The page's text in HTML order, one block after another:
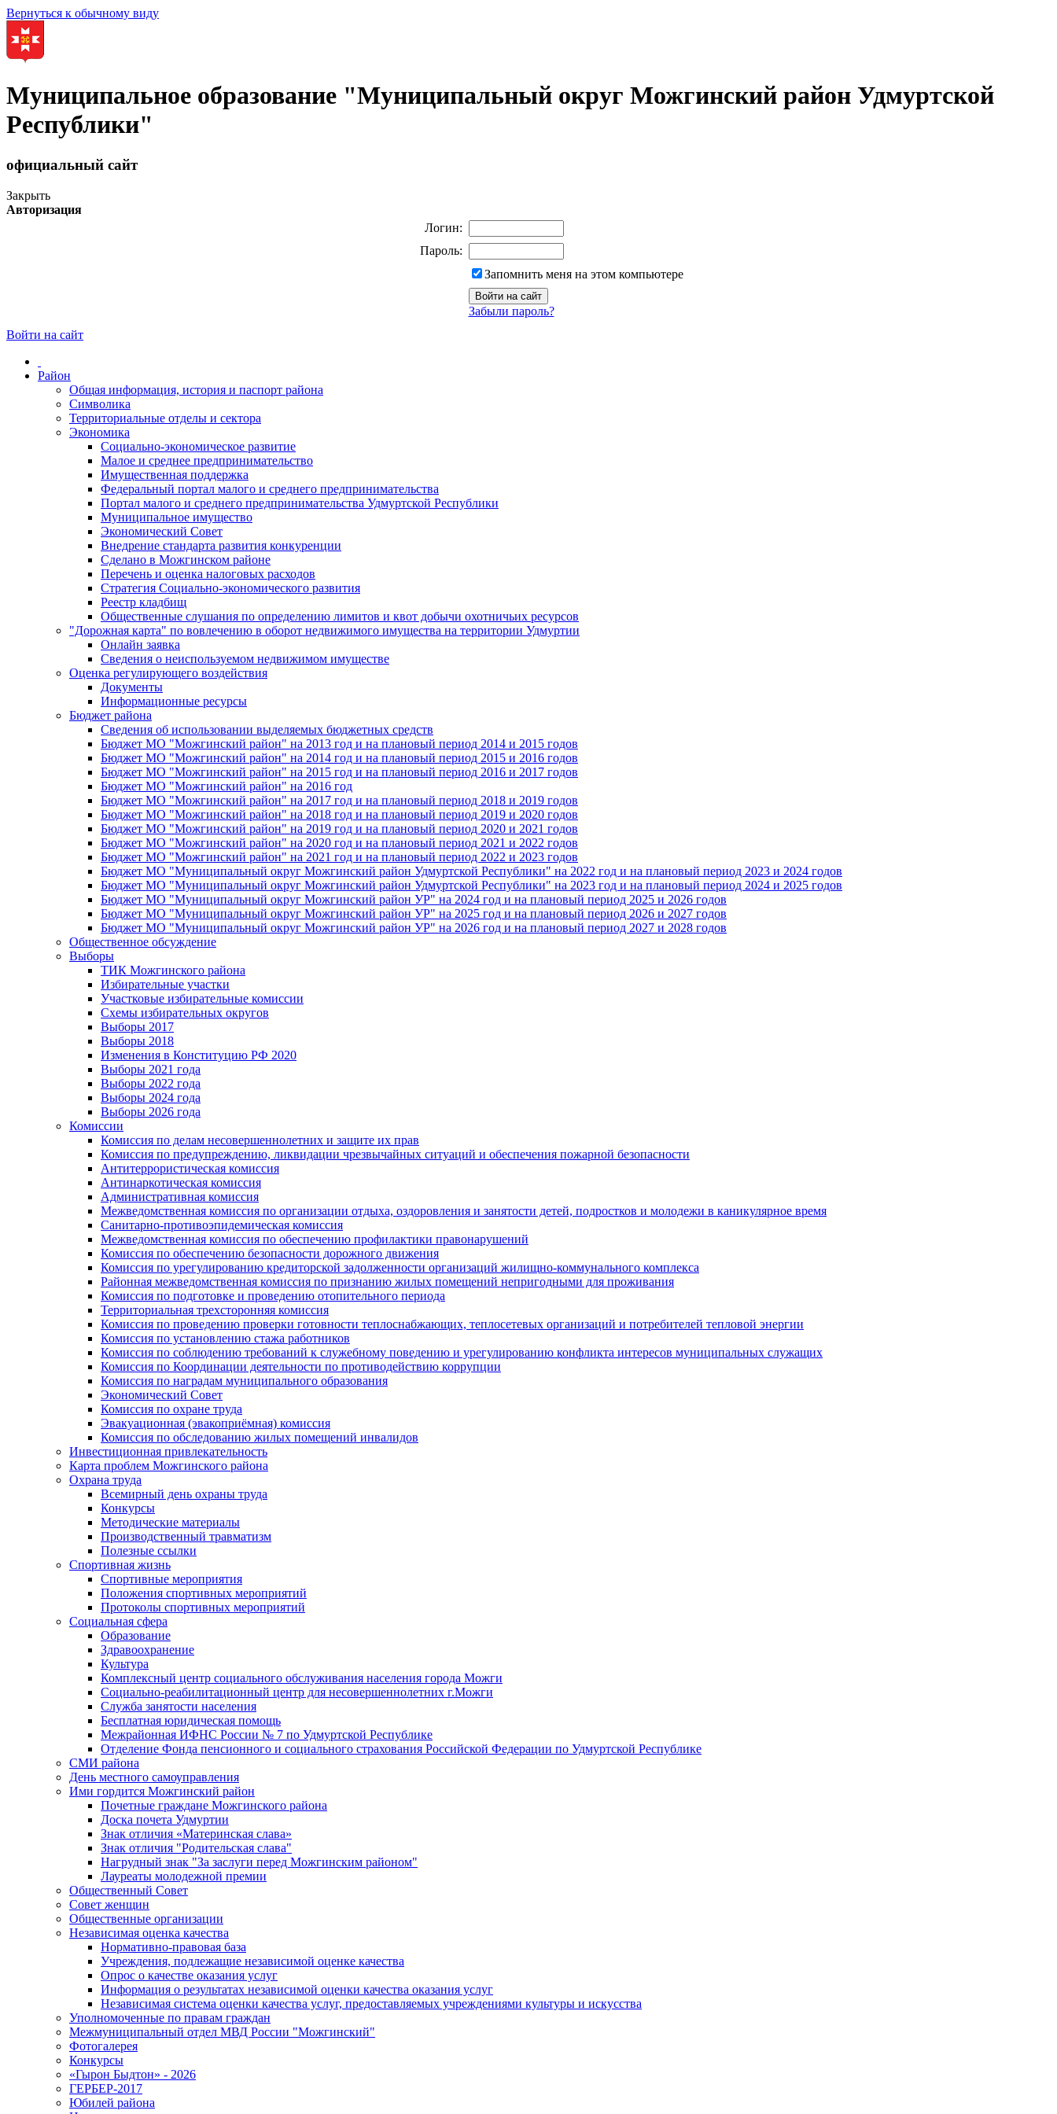
Вернуться к обычному виду
Муниципальное образование "Муниципальный округ Можгинский район Удмуртской
Республики"
официальный сайт
Закрыть
Авторизация
Логин:
Пароль:
Запомнить меня на этом компьютере
Забыли пароль?
Войти на сайт
Район
Общая информация, история и паспорт района
Символика
Территориальные отделы и сектора
Экономика
Социально-экономическое развитие
Малое и среднее предпринимательство
Имущественная поддержка
Федеральный портал малого и среднего предпринимательства
Портал малого и среднего предпринимательства Удмуртской Республики
Муниципальное имущество
Экономический Совет
Внедрение стандарта развития конкуренции
Сделано в Можгинском районе
Перечень и оценка налоговых расходов
Стратегия Социально-экономического развития
Реестр кладбищ
Общественные слушания по определению лимитов и квот добычи охотничьих ресурсов
"Дорожная карта" по вовлечению в оборот недвижимого имущества на территории Удмуртии
Онлайн заявка
Сведения о неиспользуемом недвижимом имуществе
Оценка регулирующего воздействия
Документы
Информационные ресурсы
Бюджет района
Сведения об использовании выделяемых бюджетных средств
Бюджет МО "Можгинский район" на 2013 год и на плановый период 2014 и 2015 годов
Бюджет МО "Можгинский район" на 2014 год и на плановый период 2015 и 2016 годов
Бюджет МО "Можгинский район" на 2015 год и на плановый период 2016 и 2017 годов
Бюджет МО "Можгинский район" на 2016 год
Бюджет МО "Можгинский район" на 2017 год и на плановый период 2018 и 2019 годов
Бюджет МО "Можгинский район" на 2018 год и на плановый период 2019 и 2020 годов
Бюджет МО "Можгинский район" на 2019 год и на плановый период 2020 и 2021 годов
Бюджет МО "Можгинский район" на 2020 год и на плановый период 2021 и 2022 годов
Бюджет МО "Можгинский район" на 2021 год и на плановый период 2022 и 2023 годов
Бюджет МО "Муниципальный округ Можгинский район Удмуртской Республики" на 2022 год и на плановый период 2023 и 2024 годов
Бюджет МО "Муниципальный округ Можгинский район Удмуртской Республики" на 2023 год и на плановый период 2024 и 2025 годов
Бюджет МО "Муниципальный округ Можгинский район УР" на 2024 год и на плановый период 2025 и 2026 годов
Бюджет МО "Муниципальный округ Можгинский район УР" на 2025 год и на плановый период 2026 и 2027 годов
Бюджет МО "Муниципальный округ Можгинский район УР" на 2026 год и на плановый период 2027 и 2028 годов
Общественное обсуждение
Выборы
ТИК Можгинского района
Избирательные участки
Участковые избирательные комиссии
Схемы избирательных округов
Выборы 2017
Выборы 2018
Изменения в Конституцию РФ 2020
Выборы 2021 года
Выборы 2022 года
Выборы 2024 года
Выборы 2026 года
Комиссии
Комиссия по делам несовершеннолетних и защите их прав
Комиссия по предупреждению, ликвидации чрезвычайных ситуаций и обеспечения пожарной безопасности
Антитеррористическая комиссия
Антинаркотическая комиссия
Административная комиссия
Межведомственная комиссия по организации отдыха, оздоровления и занятости детей, подростков и молодежи в каникулярное время
Санитарно-противоэпидемическая комиссия
Межведомственная комиссия по обеспечению профилактики правонарушений
Комиссия по обеспечению безопасности дорожного движения
Комиссия по урегулированию кредиторской задолженности организаций жилищно-коммунального комплекса
Районная межведомственная комиссия по признанию жилых помещений непригодными для проживания
Комиссия по подготовке и проведению отопительного периода
Территориальная трехсторонняя комиссия
Комиссия по проведению проверки готовности теплоснабжающих, теплосетевых организаций и потребителей тепловой энергии
Комиссия по установлению стажа работников
Комиссия по соблюдению требований к служебному поведению и урегулированию конфликта интересов муниципальных служащих
Комиссия по Координации деятельности по противодействию коррупции
Комиссия по наградам муниципального образования
Экономический Совет
Комиссия по охране труда
Эвакуационная (эвакоприёмная) комиссия
Комиссия по обследованию жилых помещений инвалидов
Инвестиционная привлекательность
Карта проблем Можгинского района
Охрана труда
Всемирный день охраны труда
Конкурсы
Методические материалы
Производственный травматизм
Полезные ссылки
Спортивная жизнь
Спортивные мероприятия
Положения спортивных мероприятий
Протоколы спортивных мероприятий
Социальная сфера
Образование
Здравоохранение
Культура
Комплексный центр социального обслуживания населения города Можги
Социально-реабилитационный центр для несовершеннолетних г.Можги
Служба занятости населения
Бесплатная юридическая помощь
Межрайонная ИФНС России № 7 по Удмуртской Республике
Отделение Фонда пенсионного и социального страхования Российской Федерации по Удмуртской Республике
СМИ района
День местного самоуправления
Ими гордится Можгинский район
Почетные граждане Можгинского района
Доска почета Удмуртии
Знак отличия «Материнская слава»
Знак отличия "Родительская слава"
Нагрудный знак "За заслуги перед Можгинским районом"
Лауреаты молодежной премии
Общественный Совет
Совет женщин
Общественные организации
Независимая оценка качества
Нормативно-правовая база
Учреждения, подлежащие независимой оценке качества
Опрос о качестве оказания услуг
Информация о результатах независимой оценки качества оказания услуг
Независимая система оценки качества услуг, предоставляемых учреждениями культуры и искусства
Уполномоченные по правам граждан
Межмуниципальный отдел МВД России "Можгинский"
Фотогалерея
Конкурсы
«Гырон Быдтон» - 2026
ГЕРБЕР-2017
Юбилей района